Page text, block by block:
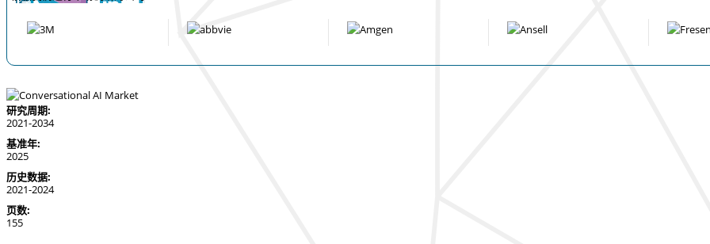
研究周期:
2021-2034
基准年:
2025
历史数据:
2021-2024
页数:
155